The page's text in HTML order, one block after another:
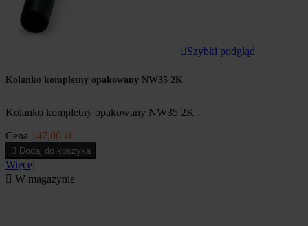
 Szybki podgląd
Kolanko kompletny opakowany NW35 2K
Kolanko kompletny opakowany NW35 2K .
Cena 147,00 zł
 Dodaj do koszyka
Więcej
 W magazynie